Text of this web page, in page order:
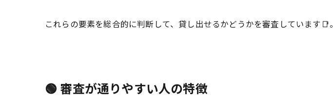
これらの要素を総合的に判断して、貸し出せるかどうかを審査しています📑。
🟢 審査が通りやすい人の特徴